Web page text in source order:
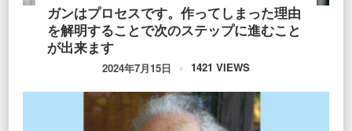
ガンはプロセスです。作ってしまった理由
を解明することで次のステップに進むこと
が出来ます
2024年7月15日 1421 VIEWS